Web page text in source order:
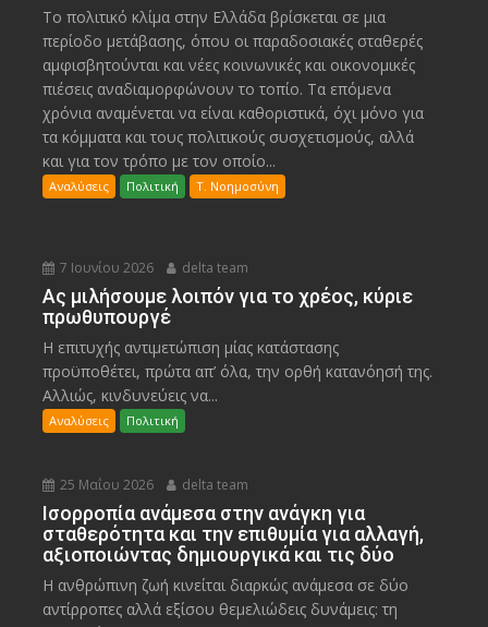
Το πολιτικό κλίμα στην Ελλάδα βρίσκεται σε μια
περίοδο μετάβασης, όπου οι παραδοσιακές σταθερές
αμφισβητούνται και νέες κοινωνικές και οικονομικές
πιέσεις αναδιαμορφώνουν το τοπίο. Τα επόμενα
χρόνια αναμένεται να είναι καθοριστικά, όχι μόνο για
τα κόμματα και τους πολιτικούς συσχετισμούς, αλλά
και για τον τρόπο με τον οποίο...
Αναλύσεις Πολιτική Τ. Νοημοσύνη
7 Ιουνίου 2026 delta team
Ας μιλήσουμε λοιπόν για το χρέος, κύριε
πρωθυπουργέ
Η επιτυχής αντιμετώπιση μίας κατάστασης
προϋποθέτει, πρώτα απ’ όλα, την ορθή κατανόησή της.
Αλλιώς, κινδυνεύεις να...
Αναλύσεις Πολιτική
25 Μαΐου 2026 delta team
Ισορροπία ανάμεσα στην ανάγκη για
σταθερότητα και την επιθυμία για αλλαγή,
αξιοποιώντας δημιουργικά και τις δύο
Η ανθρώπινη ζωή κινείται διαρκώς ανάμεσα σε δύο
αντίρροπες αλλά εξίσου θεμελιώδεις δυνάμεις: τη